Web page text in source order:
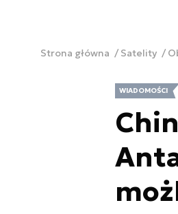
Strona główna Satelity
WIADOMOŚCI